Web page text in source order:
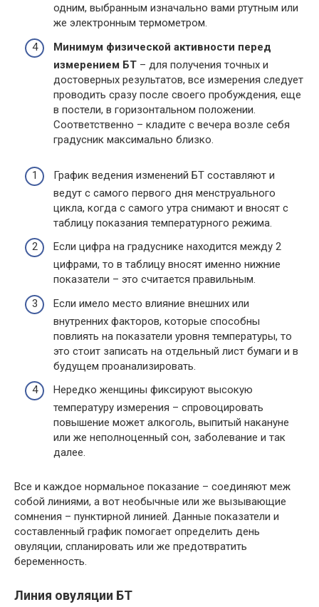
одним, выбранным изначально вами ртутным или
же электронным термометром.
Минимум физической активности перед
измерением БТ – для получения точных и
достоверных результатов, все измерения следует
проводить сразу после своего пробуждения, еще
в постели, в горизонтальном положении.
Соответственно – кладите с вечера возле себя
градусник максимально близко.
График ведения изменений БТ составляют и
ведут с самого первого дня менструального
цикла, когда с самого утра снимают и вносят с
таблицу показания температурного режима.
Если цифра на градуснике находится между 2
цифрами, то в таблицу вносят именно нижние
показатели – это считается правильным.
Если имело место влияние внешних или
внутренних факторов, которые способны
повлиять на показатели уровня температуры, то
это стоит записать на отдельный лист бумаги и в
будущем проанализировать.
Нередко женщины фиксируют высокую
температуру измерения – спровоцировать
повышение может алкоголь, выпитый накануне
или же неполноценный сон, заболевание и так
далее.
Все и каждое нормальное показание – соединяют меж
собой линиями, а вот необычные или же вызывающие
сомнения – пунктирной линией. Данные показатели и
составленный график помогает определить день
овуляции, спланировать или же предотвратить
беременность.
Линия овуляции БТ